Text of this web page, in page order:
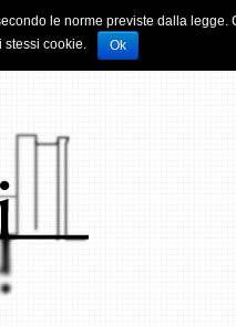
le norme previste dalla
stessi cookie.
Ok